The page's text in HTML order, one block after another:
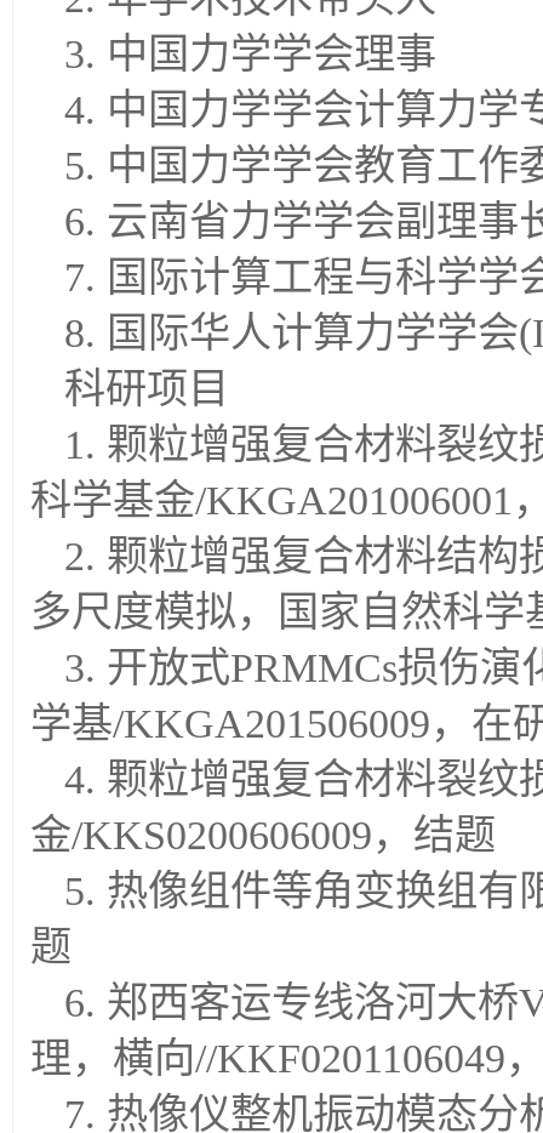
3. 中国力学学会理事
4. 中国力学学会计算力学
5. 中国力学学会教育工作
6. 云南省力学学会副理事
7. 国际计算工程与科学学
8. 国际华人计算力学学会
科研项目
1. 颗粒增强复合材料裂纹
科学基金/KKGA201006001
2. 颗粒增强复合材料结构
多尺度模拟，国家自然科学
3. 开放式PRMMCs损伤
学基/KKGA201506009，在
4. 颗粒增强复合材料裂纹
金/KKS0200606009，结题
5. 热像组件等角变换组有
题
6. 郑西客运专线洛河大桥
理，横向//KKF0201106049
7. 热像仪整机振动模态分